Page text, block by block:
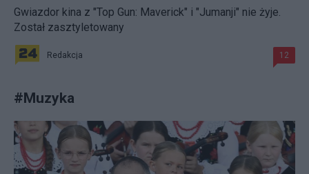
Gwiazdor kina z "Top Gun: Maverick" i "Jumanji" nie żyje.
Został zasztyletowany
Redakcja 12
#Muzyka